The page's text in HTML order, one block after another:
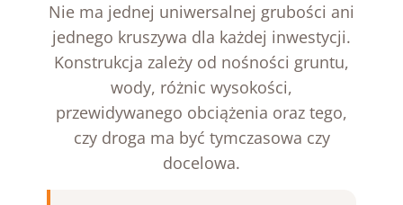
Nie ma jednej uniwersalnej grubości ani
jednego kruszywa dla każdej inwestycji.
Konstrukcja zależy od nośności gruntu,
wody, różnic wysokości,
przewidywanego obciążenia oraz tego,
czy droga ma być tymczasowa czy
docelowa.